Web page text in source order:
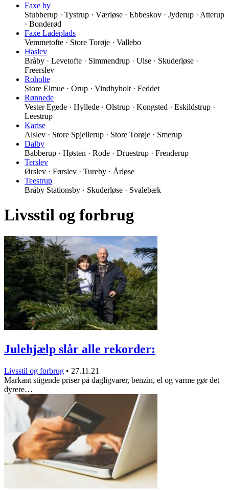
Faxe by
Stubberup · Tystrup · Værløse · Ebbeskov · Jyderup · Atterup
· Bonderød
Faxe Ladeplads
Vemmetofte · Store Torøje · Vallebo
Haslev
Bråby · Levetofte · Simmendrup · Ulse · Skuderløse ·
Freerslev
Roholte
Store Elmue · Orup · Vindbyholt · Feddet
Rønnede
Vester Egede · Hyllede · Olstrup · Kongsted · Eskildstrup ·
Leestrup
Karise
Alslev · Store Spjellerup · Store Torøje · Smerup
Dalby
Babberup · Høsten · Rode · Druestrup · Frenderup
Terslev
Ørslev · Førslev · Tureby · Årløse
Teestrup
Bråby Stationsby · Skuderløse · Svalebæk
Livsstil og forbrug
Julehjælp slår alle rekorder:
Livsstil og forbrug • 27.11.21
Markant stigende priser på dagligvarer, benzin, el og varme gør det
dyrere…